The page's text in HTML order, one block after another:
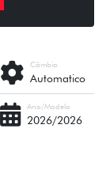
Câmbio
Automatico
Ano/Modelo
2026/2026